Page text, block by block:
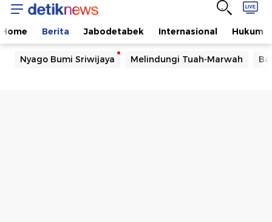
Home Berita Jabodetabek Internasional Hukum
Nyago Bumi Sriwijaya Melindungi Tuah-Marwah